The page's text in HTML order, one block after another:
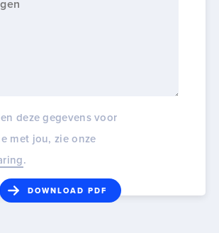
deze gegevens voor
met jou, zie onze
.